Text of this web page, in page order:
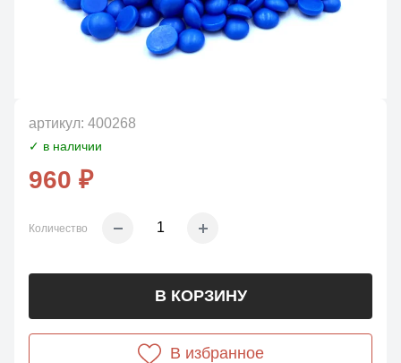
артикул: 400268
✓ в наличии
960 ₽
Количество
В КОРЗИНУ
В избранное